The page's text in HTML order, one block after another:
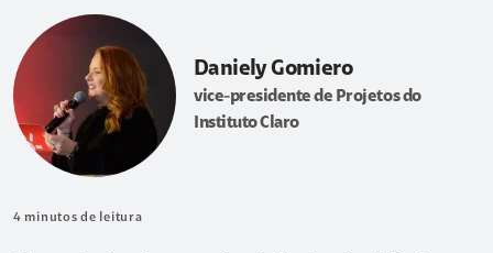
Daniely Gomiero
vice-presidente de Projetos do
Instituto Claro
4 minutos de leitura